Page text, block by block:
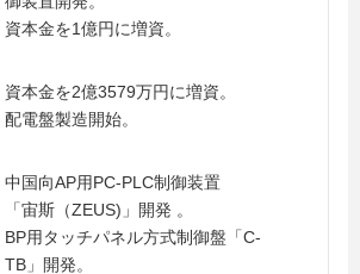
資本金を1億円に増資。
資本金を2億3579万円に増資。
配電盤製造開始。
中国向AP用PC-PLC制御装置
「宙斯（ZEUS)」開発 。
BP用タッチパネル方式制御盤「C-
TB」開発。